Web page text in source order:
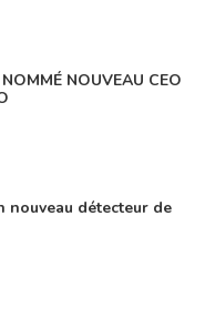
NOUVEAU CEO
nouveau détecteur de